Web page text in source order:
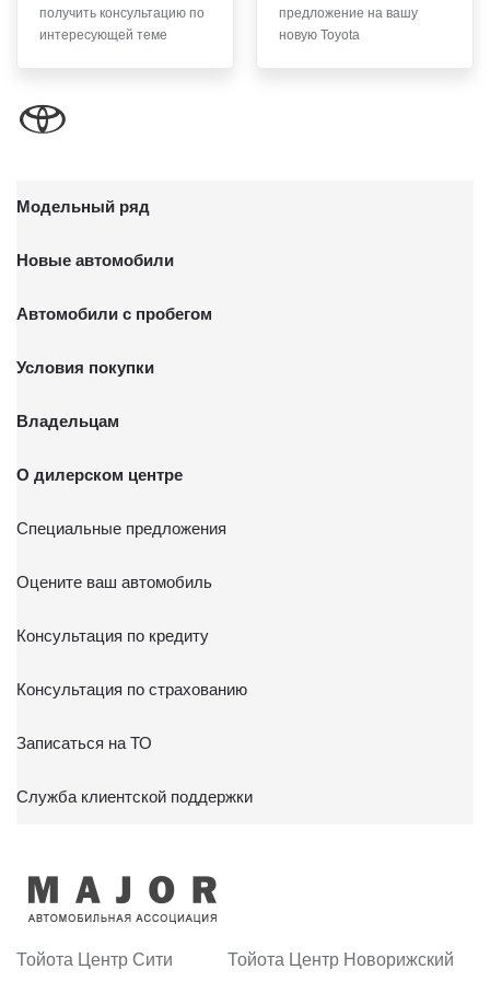
письменного заявления Обществу заказным почтовым
ТПЗ «Алтуфьево», вл. 5, стр. 1.
получить консультацию по
интересующей теме
предложение на вашу
новую Toyota
Модельный ряд
Новые автомобили
Автомобили с пробегом
Условия покупки
Владельцам
О дилерском центре
Специальные предложения
Оцените ваш автомобиль
Консультация по кредиту
Консультация по страхованию
Записаться на ТО
Служба клиентской поддержки
Тойота Центр Сити Тойота Центр Новорижский